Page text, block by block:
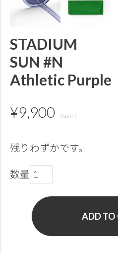
STADIUM
SUN #N
Athletic Purple
¥9,900
残りわずかです。
ADD TO